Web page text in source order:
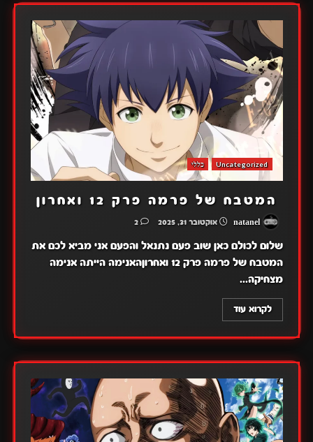
Uncategorized כללי
המטבח של פרמה פרק 12 ואחרון
אוקטובר 31, 2025 2
שלום לכולם כאן שוב פעם נתנאל והפעם אני מביא לכם את
המטבח של פרמה פרק 12 ואחרוןהאנימה הייתה אנימה
מצחיקה...
לקרוא עוד